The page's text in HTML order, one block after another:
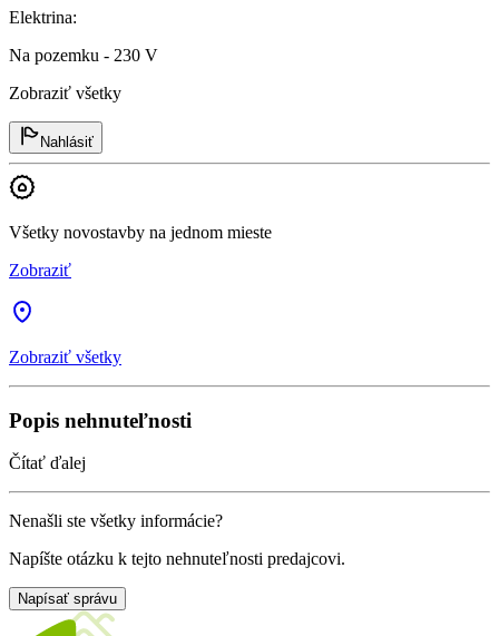
Elektrina:
Na pozemku - 230 V
Zobraziť všetky
Nahlásiť
Všetky novostavby na jednom mieste
Zobraziť
Zobraziť všetky
Popis nehnuteľnosti
Čítať ďalej
Nenašli ste všetky informácie?
Napíšte otázku k tejto nehnuteľnosti predajcovi.
Napísať správu